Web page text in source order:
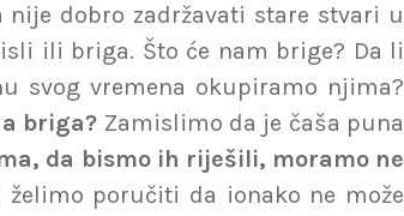
dobro zadržavati stare stvari u
ili briga. Što će nam brige? Da li
svog vremena okupiramo njima?
briga? Zamislimo da je čaša puna
da bismo ih riješili, moramo ne
poručiti da ionako ne može